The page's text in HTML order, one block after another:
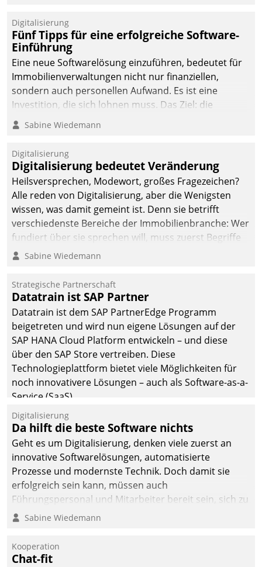
Digitalisierung
Fünf Tipps für eine erfolgreiche Software-
Einführung
Eine neue Softwarelösung einzuführen, bedeutet für
Immobilienverwaltungen nicht nur finanziellen,
sondern auch personellen Aufwand. Es ist eine
Investition, die sich lohnen muss. Das Ziel: die
nachhaltige Optimierung der Geschäftsabläufe. Damit
dieses Ziel erreicht wird, sollten einige Grundregeln
Sabine Wiedemann
Digitalisierung
Digitalisierung bedeutet Veränderung
Heilsversprechen, Modewort, großes Fragezeichen?
Alle reden von Digitalisierung, aber die Wenigsten
wissen, was damit gemeint ist. Denn sie betrifft
verschiedenste Bereiche der Immobilienbranche: Wer
fundiert über sie sprechen will, muss zuerst Begriffe
klären. Ein Aspekt ist die betriebliche Optimierung:
Einsparungen durch optimierte und automatisierte
Prozesse. Doch man darf nicht zu viel erwarten: Allein
mit der Einführung einer neuen Software ist es nicht
getan. Die Digitalisierung erfordert von Unternehmen
die Bereitschaft, sich zu überprüfen, zu hinterfragen
und zu verändern.
Sabine Wiedemann
Strategische Partnerschaft
Datatrain ist SAP Partner
Datatrain ist dem SAP PartnerEdge Programm
beigetreten und wird nun eigene Lösungen auf der
SAP HANA Cloud Platform entwickeln – und diese
über den SAP Store vertreiben. Diese
Technologieplattform bietet viele Möglichkeiten für
noch innovativere Lösungen – auch als Software-as-a-
Service (SaaS).
Digitalisierung
Da hilft die beste Software nichts
Geht es um Digitalisierung, denken viele zuerst an
innovative Softwarelösungen, automatisierte
Prozesse und modernste Technik. Doch damit sie
erfolgreich sein kann, müssen auch
Führungspersonal und Mitarbeiter bereit sein, sich zu
verändern und anzupassen, sonst werden sie an ihr
Sabine Wiedemann
Kooperation
Chat-fit